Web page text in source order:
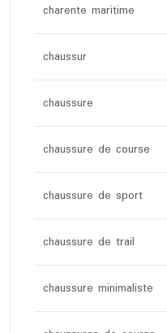
charente maritime
chaussur
chaussure
chaussure de course
chaussure de sport
chaussure de trail
chaussure minimaliste